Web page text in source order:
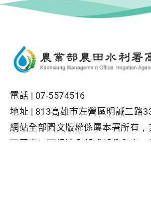
電話 | 07-5574516
地址 | 813高雄市左營區明誠二路
網站全部圖文版權係屬本署所有
面同意，不得將全部或部分內容，